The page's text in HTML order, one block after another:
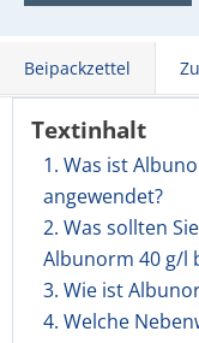
Beipackzettel
Textinhalt
1. Was ist
angewendet?
2. Was sollten
Albunorm 40 g/l
3. Wie ist
4. Welche